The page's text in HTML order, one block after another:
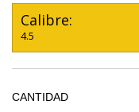
Calibre:
4.5
CANTIDAD